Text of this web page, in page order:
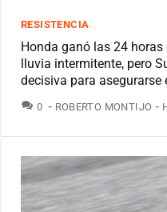
RESISTENCIA
Honda ganó las 24
lluvia intermitente, pero
decisiva para asegurarse
0 COMENTARIOS
ROBERTO MONTIJO